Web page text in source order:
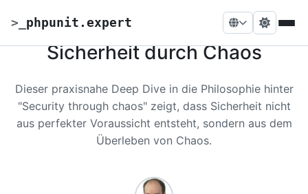
> phpunit.expert
Sicherheit durch Chaos
Dieser praxisnahe Deep Dive in die Philosophie hinter
"Security through chaos" zeigt, dass Sicherheit nicht
aus perfekter Voraussicht entsteht, sondern aus dem
Überleben von Chaos.